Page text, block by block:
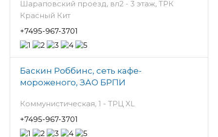
Шараповский проезд, вл2 - 3 этаж, ТРК
Красный Кит
+7495-967-3701
Баскин Роббинс, сеть кафе-
мороженого, ЗАО БРПИ
Коммунистическая, 1 - ТРЦ XL
+7495-967-3701